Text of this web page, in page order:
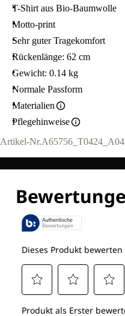
T-Shirt aus Bio-Baumwolle
Motto-print
Sehr guter Tragekomfort
Rückenlänge: 62 cm
Gewicht: 0.14 kg
Normale Passform
Materialien
Pflegehinweise
Artikel-Nr.A65756_T0424_A04